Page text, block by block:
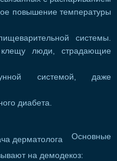
повышение температуры
системы.
клещу люди, страдающие
системой, даже
диабета.
Основные
на демодекоз: